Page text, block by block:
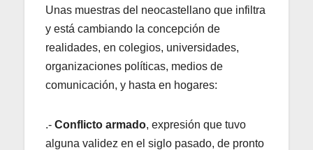
Unas muestras del neocastellano que infiltra
y está cambiando la concepción de
realidades, en colegios, universidades,
organizaciones políticas, medios de
comunicación, y hasta en hogares:
.- Conflicto armado, expresión que tuvo
alguna validez en el siglo pasado, de pronto